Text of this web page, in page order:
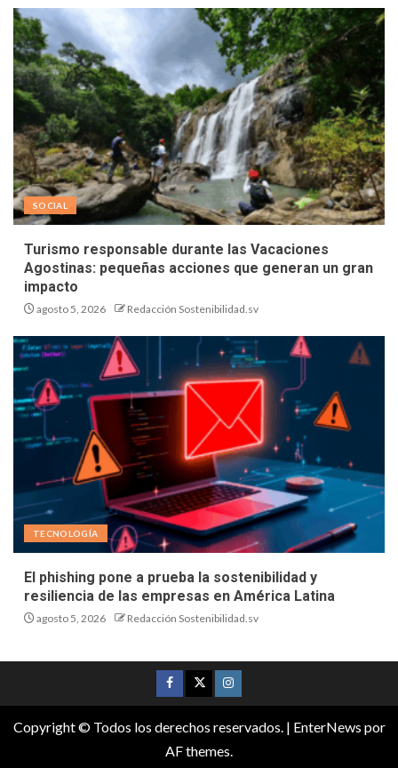
SOCIAL
Turismo responsable durante las Vacaciones
Agostinas: pequeñas acciones que generan un gran
impacto
agosto 5, 2026 Redacción Sostenibilidad.sv
TECNOLOGÍA
El phishing pone a prueba la sostenibilidad y
resiliencia de las empresas en América Latina
agosto 5, 2026 Redacción Sostenibilidad.sv
Copyright © Todos los derechos reservados. | EnterNews por
AF themes.